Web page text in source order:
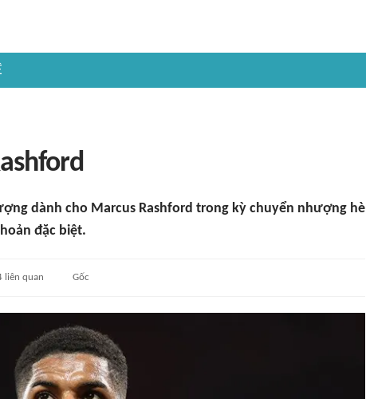
dành cho Marcus Rashford trong kỳ chuyển nhượng hè
đặc biệt.
liên quan Gốc